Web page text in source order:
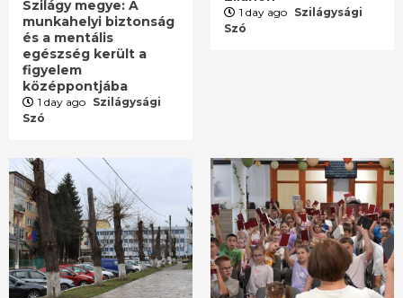
Szilágy megye: A
munkahelyi biztonság
és a mentális
egészség került a
figyelem
középpontjába
1 day ago Szilágysági
Szó
1 day ago Szilágysági
Szó